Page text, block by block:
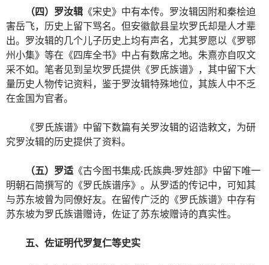
（四）罗汝辑 《宋史》中有本传。罗汝辑因附和秦桧迫
害岳飞，历史上留下骂名。但安徽歙县呈坎罗氏却是人才辈
出。罗汝辑的几个儿子历史上均有声名，尤其罗愿以《罗鄂
州小集》等在《四库全书》中占有数席之地。朱熹亦自叹文
采不如。笔者见到呈坎罗氏提供《罗氏族谱》，其中留下大
量历史人物传记资料，鉴于罗汝辑特殊地位，其族人中不乏
在金国为官者。
《罗氏族谱》中留下数篇有关罗汝辑的诏诰敕文，为研
究罗汝辑的历史提供了资料。
（五）罗适 《古今图书集成·氏族典·罗姓部》中留下唯一
明朝石简撰写的《罗氏族谱序》。从罗适的传记中，可知其
与苏东坡曾为同僚好友。在留传广泛的《罗氏族谱》中存有
苏东坡为罗氏族谱赠诗，佐证了苏东坡赠诗的真实性。
五、佐证明代罗复仁等史实